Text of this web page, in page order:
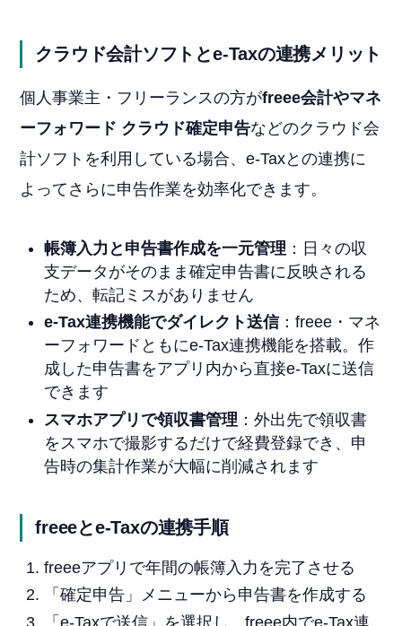
クラウド会計ソフトとe-Taxの連携メリット
個人事業主・フリーランスの方がfreee会計やマネ
ーフォワード クラウド確定申告などのクラウド会
計ソフトを利用している場合、e-Taxとの連携に
よってさらに申告作業を効率化できます。
帳簿入力と申告書作成を一元管理 ：日々の収
支データがそのまま確定申告書に反映される
ため、転記ミスがありません
e-Tax連携機能でダイレクト送信：freee・マネ
ーフォワードともにe-Tax連携機能を搭載。作
成した申告書をアプリ内から直接e-Taxに送信
できます
スマホアプリで領収書管理 ：外出先で領収書
をスマホで撮影するだけで経費登録でき、申
告時の集計作業が大幅に削減されます
freeeとe-Taxの連携手順
freeeアプリで年間の帳簿入力を完了させる
「確定申告」メニューから申告書を作成する
「e-Taxで送信」を選択し、freee内でe-Tax連